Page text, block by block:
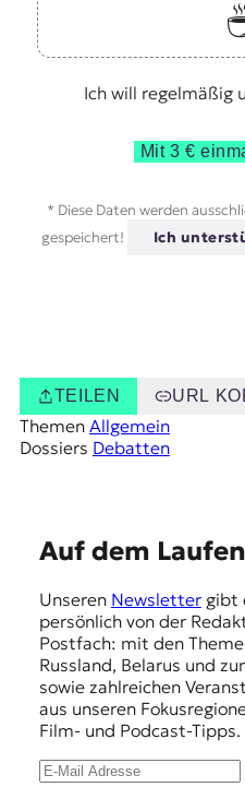
Ich will regelmäßig
Mit 3 €
* Diese Daten werden
gespeichert!
Ich
TEILEN URL
Themen Allgemein
Dossiers Debatten
Auf dem
Unseren Newslettergibt
persönlich von der
Postfach: mit den
Russland, Belarus und
sowie zahlreichen
aus unseren
Film- und Podcast-Tipps.